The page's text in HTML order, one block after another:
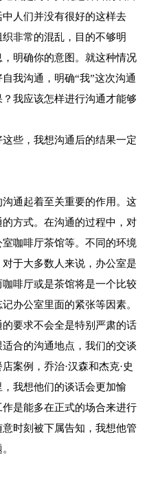
人们并没有很好的这样去
非常的混乱，目的不够明
明确你的意图。就这种情况
我沟通，明确“我”这次沟通
我应该怎样进行沟通才能够
些，我想沟通后的结果一定
通起着至关重要的作用。这
方式。在沟通的过程中，对
咖啡厅茶馆等。不同的环境
于大多数人来说，办公室是
啡厅或是茶馆将是一个比较
办公室里面的紧张等因素。
要求不会全是特别严肃的话
合的沟通地点，我们的交谈
案例，乔治·汉森和杰克·史
我想他们的谈话会更加愉
是能多在正式的场合来进行
时刻被下属告知，我想他管